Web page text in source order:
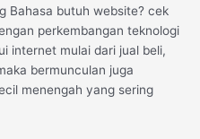
Bahasa butuh website? cek
perkembangan teknologi
internet mulai dari jual beli,
bermunculan juga
menengah yang sering